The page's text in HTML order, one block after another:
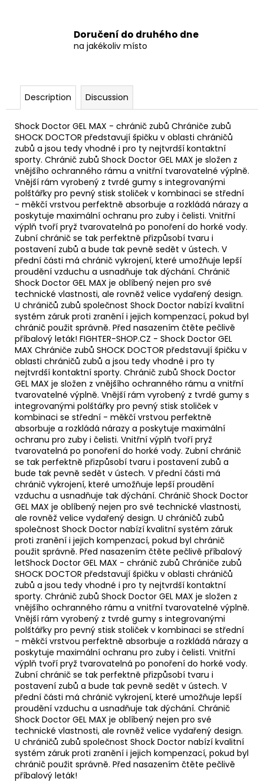
Doručení do druhého dne
na jakékoliv místo
Description Discussion
Shock Doctor GEL MAX - chránič zubů Chrániče zubů
SHOCK DOCTOR představují špičku v oblasti chráničů
zubů a jsou tedy vhodné i pro ty nejtvrdší kontaktní
sporty. Chránič zubů Shock Doctor GEL MAX je složen z
vnějšího ochranného rámu a vnitřní tvarovatelné výplně.
Vnější rám vyrobený z tvrdé gumy s integrovanými
polštářky pro pevný stisk stoliček v kombinaci se střední
- měkčí vrstvou perfektně absorbuje a rozkládá nárazy a
poskytuje maximální ochranu pro zuby i čelisti. Vnitřní
výplň tvoří pryž tvarovatelná po ponoření do horké vody.
Zubní chránič se tak perfektně přizpůsobí tvaru i
postavení zubů a bude tak pevně sedět v ústech. V
přední části má chránič vykrojení, které umožňuje lepší
proudění vzduchu a usnadňuje tak dýchání. Chránič
Shock Doctor GEL MAX je oblíbený nejen pro své
technické vlastnosti, ale rovněž velice vydařený design.
U chráničů zubů společnost Shock Doctor nabízí kvalitní
systém záruk proti zranění i jejich kompenzací, pokud byl
chránič použit správně. Před nasazením čtěte pečlivě
příbalový leták! FIGHTER-SHOP.CZ - Shock Doctor GEL
MAX Chrániče zubů SHOCK DOCTOR představují špičku v
oblasti chráničů zubů a jsou tedy vhodné i pro ty
nejtvrdší kontaktní sporty. Chránič zubů Shock Doctor
GEL MAX je složen z vnějšího ochranného rámu a vnitřní
tvarovatelné výplně. Vnější rám vyrobený z tvrdé gumy s
integrovanými polštářky pro pevný stisk stoliček v
kombinaci se střední - měkčí vrstvou perfektně
absorbuje a rozkládá nárazy a poskytuje maximální
ochranu pro zuby i čelisti. Vnitřní výplň tvoří pryž
tvarovatelná po ponoření do horké vody. Zubní chránič
se tak perfektně přizpůsobí tvaru i postavení zubů a
bude tak pevně sedět v ústech. V přední části má
chránič vykrojení, které umožňuje lepší proudění
vzduchu a usnadňuje tak dýchání. Chránič Shock Doctor
GEL MAX je oblíbený nejen pro své technické vlastnosti,
ale rovněž velice vydařený design. U chráničů zubů
společnost Shock Doctor nabízí kvalitní systém záruk
proti zranění i jejich kompenzací, pokud byl chránič
použit správně. Před nasazením čtěte pečlivě příbalový
letShock Doctor GEL MAX - chránič zubů Chrániče zubů
SHOCK DOCTOR představují špičku v oblasti chráničů
zubů a jsou tedy vhodné i pro ty nejtvrdší kontaktní
sporty. Chránič zubů Shock Doctor GEL MAX je složen z
vnějšího ochranného rámu a vnitřní tvarovatelné výplně.
Vnější rám vyrobený z tvrdé gumy s integrovanými
polštářky pro pevný stisk stoliček v kombinaci se střední
- měkčí vrstvou perfektně absorbuje a rozkládá nárazy a
poskytuje maximální ochranu pro zuby i čelisti. Vnitřní
výplň tvoří pryž tvarovatelná po ponoření do horké vody.
Zubní chránič se tak perfektně přizpůsobí tvaru i
postavení zubů a bude tak pevně sedět v ústech. V
přední části má chránič vykrojení, které umožňuje lepší
proudění vzduchu a usnadňuje tak dýchání. Chránič
Shock Doctor GEL MAX je oblíbený nejen pro své
technické vlastnosti, ale rovněž velice vydařený design.
U chráničů zubů společnost Shock Doctor nabízí kvalitní
systém záruk proti zranění i jejich kompenzací, pokud byl
chránič použit správně. Před nasazením čtěte pečlivě
příbalový leták!